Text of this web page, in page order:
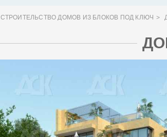
СТРОИТЕЛЬСТВО ДОМОВ ИЗ БЛОКОВ ПОД КЛЮЧ